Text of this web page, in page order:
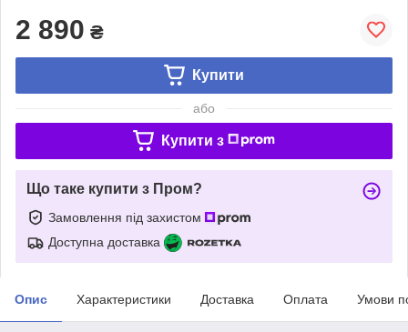
2 890 ₴
Купити
або
Купити з
Що таке купити з Пром?
Замовлення під захистом
Доступна доставка
Опис Характеристики Доставка Оплата Умови